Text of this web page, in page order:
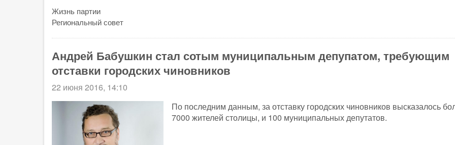
Жизнь партии
Региональный совет
Андрей Бабушкин стал сотым муниципальным депупатом, требующим
отставки городских чиновников
22 июня 2016, 14:10
По последним данным, за отставку городских чиновников высказалось
7000 жителей столицы, и 100 муниципальных депутатов.